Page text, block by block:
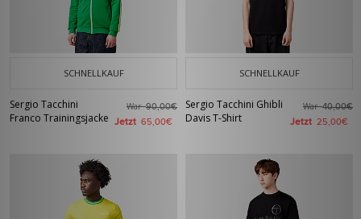
SCHNELLKAUF
Sergio Tacchini
Franco Trainingsjacke
War90,00€
Jetzt 65,00€
SCHNELLKAUF
Sergio Tacchini Ghibli
Davis T-Shirt
War40,00€
Jetzt 25,00€